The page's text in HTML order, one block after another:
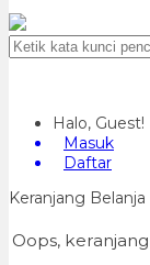
Halo, Guest!
Masuk
Daftar
Keranjang Belanja
Oops,